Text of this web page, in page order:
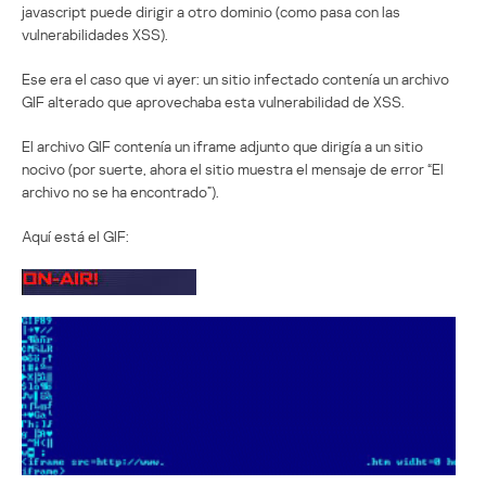
javascript puede dirigir a otro dominio (como pasa con las
vulnerabilidades XSS).
Ese era el caso que vi ayer: un sitio infectado contenía un archivo
GIF alterado que aprovechaba esta vulnerabilidad de XSS.
El archivo GIF contenía un iframe adjunto que dirigía a un sitio
nocivo (por suerte, ahora el sitio muestra el mensaje de error “El
archivo no se ha encontrado”).
Aquí está el GIF: